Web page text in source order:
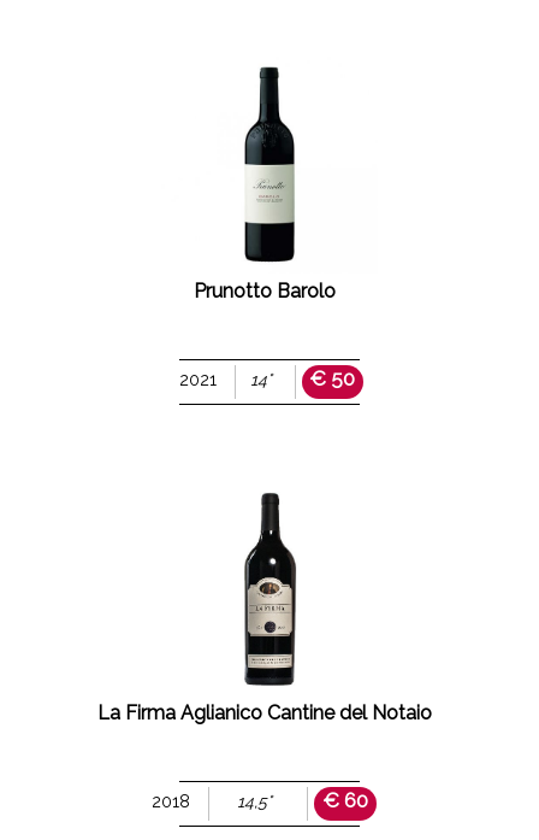
Prunotto Barolo
2021 14° € 50
La Firma Aglianico Cantine del Notaio
2018 14,5° € 60